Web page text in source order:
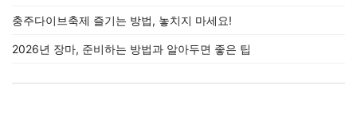
충주다이브축제 즐기는 방법, 놓치지 마세요!
2026년 장마, 준비하는 방법과 알아두면 좋은 팁